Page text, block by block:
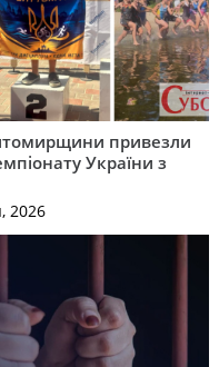
привезли
України з
2026